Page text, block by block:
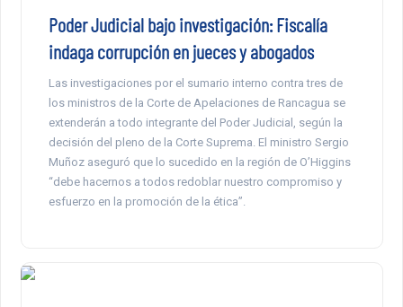
Poder Judicial bajo investigación: Fiscalía
indaga corrupción en jueces y abogados
Las investigaciones por el sumario interno contra tres de
los ministros de la Corte de Apelaciones de Rancagua se
extenderán a todo integrante del Poder Judicial, según la
decisión del pleno de la Corte Suprema. El ministro Sergio
Muñoz aseguró que lo sucedido en la región de O’Higgins
“debe hacernos a todos redoblar nuestro compromiso y
esfuerzo en la promoción de la ética”.